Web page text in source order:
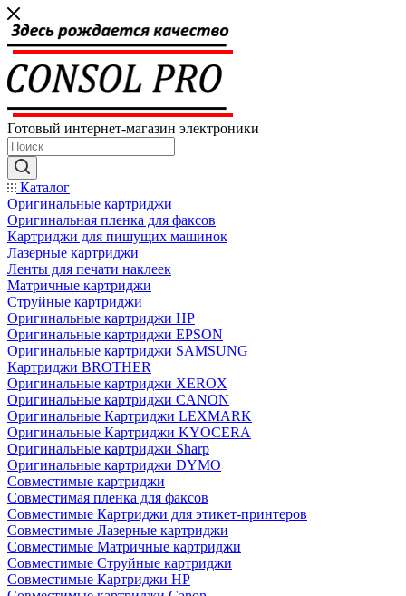
Готовый интернет-магазин электроники
Каталог
Оригинальные картриджи
Оригинальная пленка для факсов
Картриджи для пишущих машинок
Лазерные картриджи
Ленты для печати наклеек
Матричные картриджи
Струйные картриджи
Оригинальные картриджи HP
Оригинальные картриджи EPSON
Оригинальные картриджи SAMSUNG
Картриджи BROTHER
Оригинальные картриджи XEROX
Оригинальные картриджи CANON
Оригинальные Картриджи LEXMARK
Оригинальные Картриджи KYOCERA
Оригинальные картриджи Sharp
Оригинальные картриджи DYMO
Совместимые картриджи
Совместимая пленка для факсов
Совместимые Картриджи для этикет-принтеров
Совместимые Лазерные картриджи
Совместимые Матричные картриджи
Совместимые Струйные картриджи
Совместимые Картриджи HP